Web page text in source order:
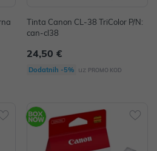
Tinta Canon CL-38 TriColor P/N:
can-cl38
24,50 €
Dodatnih -5% uz PROMO KOD